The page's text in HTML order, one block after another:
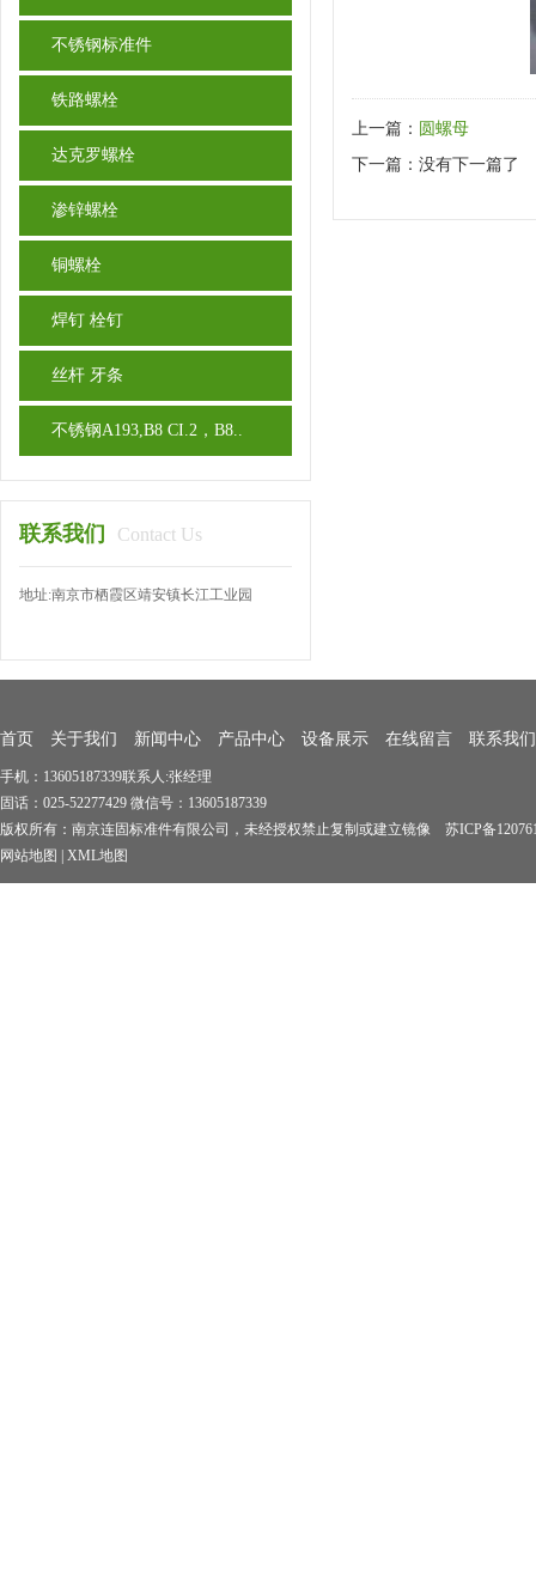
不锈钢标准件
铁路螺栓
达克罗螺栓
渗锌螺栓
铜螺栓
焊钉 栓钉
丝杆 牙条
不锈钢A193,B8 CI.2，B8..
联系我们 Contact Us
地址:南京市栖霞区靖安镇长江工业园
上一篇： 圆螺母
下一篇：没有下一篇了
首页 关于我们 新闻中心 产品中心 设备展示 在线留言 联系我们
手机：13605187339联系人:张经理
固话：025-52277429 微信号：13605187339
版权所有：南京连固标准件有限公司，未经授权禁止复制或建立镜像 苏ICP备
网站地图
XML地图